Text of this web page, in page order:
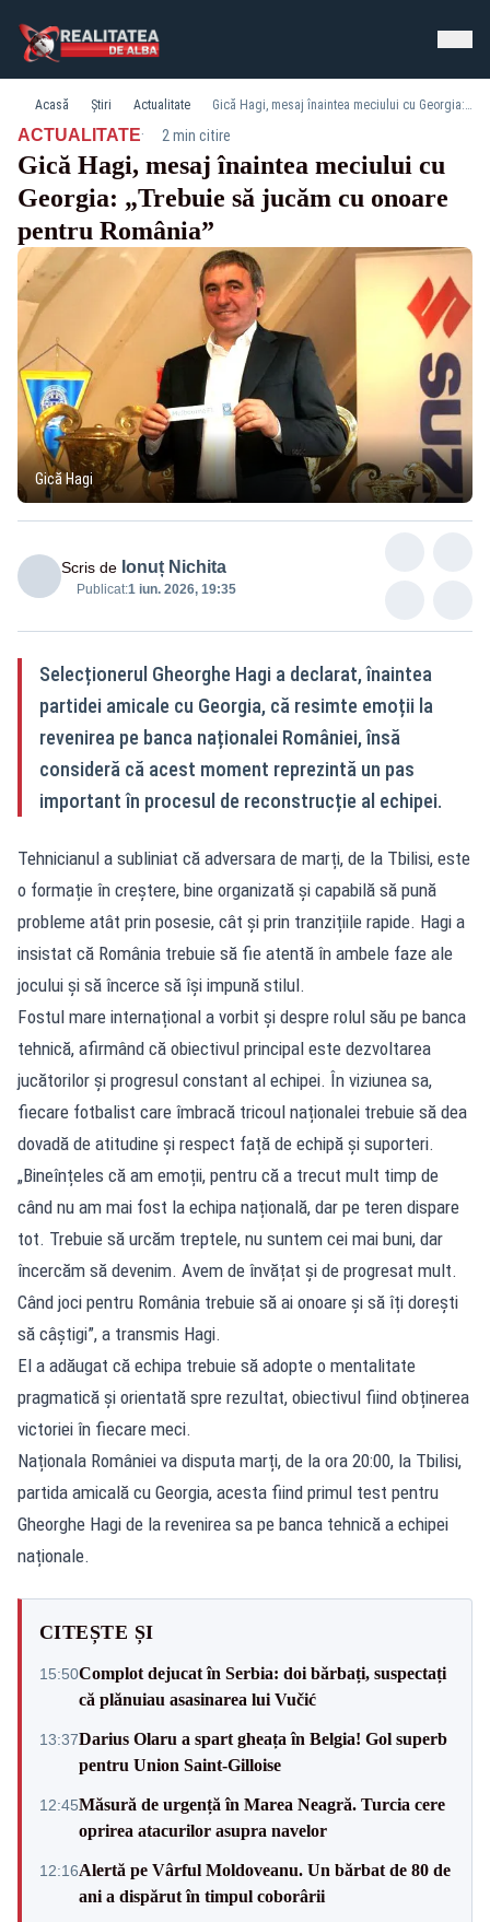
Acasă Știri Actualitate Gică Hagi, mesaj înaintea meciului cu Georgia: „Trebuie să jucăm cu onoare pentru România”
ACTUALITATE· 2 min citire
Gică Hagi, mesaj înaintea meciului cu
Georgia: „Trebuie să jucăm cu onoare
pentru România”
Gică Hagi
Scris de Ionuț Nichita
Publicat:1 iun. 2026, 19:35
Selecționerul Gheorghe Hagi a declarat, înaintea
partidei amicale cu Georgia, că resimte emoții la
revenirea pe banca naționalei României, însă
consideră că acest moment reprezintă un pas
important în procesul de reconstrucție al echipei.
Tehnicianul a subliniat că adversara de marți, de la Tbilisi, este
o formație în creștere, bine organizată și capabilă să pună
probleme atât prin posesie, cât și prin tranzițiile rapide. Hagi a
insistat că România trebuie să fie atentă în ambele faze ale
jocului și să încerce să își impună stilul.
Fostul mare internațional a vorbit și despre rolul său pe banca
tehnică, afirmând că obiectivul principal este dezvoltarea
jucătorilor și progresul constant al echipei. În viziunea sa,
fiecare fotbalist care îmbracă tricoul naționalei trebuie să dea
dovadă de atitudine și respect față de echipă și suporteri.
„Bineînțeles că am emoții, pentru că a trecut mult timp de
când nu am mai fost la echipa națională, dar pe teren dispare
tot. Trebuie să urcăm treptele, nu suntem cei mai buni, dar
încercăm să devenim. Avem de învățat și de progresat mult.
Când joci pentru România trebuie să ai onoare și să îți dorești
să câștigi”, a transmis Hagi.
El a adăugat că echipa trebuie să adopte o mentalitate
pragmatică și orientată spre rezultat, obiectivul fiind obținerea
victoriei în fiecare meci.
Naționala României va disputa marți, de la ora 20:00, la Tbilisi,
partida amicală cu Georgia, acesta fiind primul test pentru
Gheorghe Hagi de la revenirea sa pe banca tehnică a echipei
naționale.
CITEȘTE ȘI
15:50Complot dejucat în Serbia: doi bărbați, suspectați
că plănuiau asasinarea lui Vučić
13:37Darius Olaru a spart gheața în Belgia! Gol superb
pentru Union Saint-Gilloise
12:45Măsură de urgență în Marea Neagră. Turcia cere
oprirea atacurilor asupra navelor
12:16Alertă pe Vârful Moldoveanu. Un bărbat de 80 de
ani a dispărut în timpul coborârii